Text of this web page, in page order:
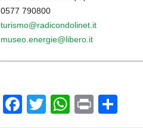
0577 790800
turismo@radicondolinet.it
museo.energie@libero.it
F
a
T
wi
W
h
Pr
in o